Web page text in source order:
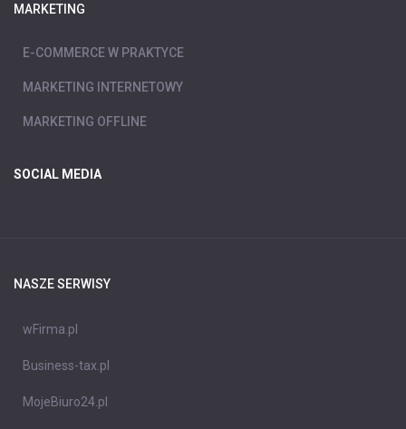
MARKETING
E-COMMERCE W PRAKTYCE
MARKETING INTERNETOWY
MARKETING OFFLINE
SOCIAL MEDIA
NASZE SERWISY
wFirma.pl
Business-tax.pl
MojeBiuro24.pl